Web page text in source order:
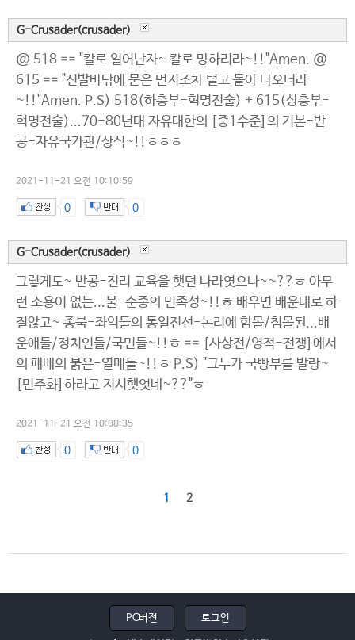
G-Crusader(crusader)
@ 518 == "칼로 일어난자~ 칼로 망하리라~!!"Amen. @
615 == "신발바닦에 묻은 먼지조차 털고 돌아 나오너라
~!!"Amen. P.S) 518(하층부-혁명전술) + 615(상층부-
혁명전술)...70-80년대 자유대한의 [중1수준]의 기본-반
공-자유국가관/상식~!!ㅎㅎㅎ
2021-11-21 오전 10:10:59
0 0
G-Crusader(crusader)
그렇게도~ 반공-진리 교육을 햇던 나라엿으나~~??ㅎ 아무
런 소용이 없는...불-순종의 민족성~!!ㅎ 배우면 배운대로 하
질않고~ 종북-좌익들의 통일전선-논리에 함몰/침몰된...배
운애들/정치인들/국민들~!!ㅎ == [사상전/영적-전쟁]에서
의 패배의 붉은-열매들~!!ㅎ P.S) "그누가 국빵부를 발랑~
[민주화]하라고 지시햇엇네~??"ㅎ
2021-11-21 오전 10:08:35
0 0
1 2
PC버전 로그인